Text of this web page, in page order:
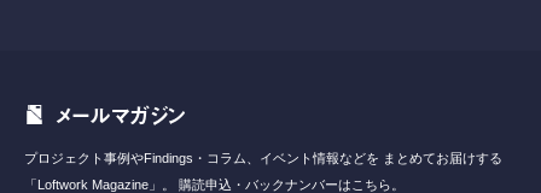
メールマガジン
プロジェクト事例やFindings・コラム、イベント情報などを まとめてお届けする
「Loftwork Magazine」。
購読申込・バックナンバーはこちら。